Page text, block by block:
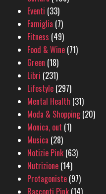
Eventi (33)
Famiglia (7)
Fitness (49)
Food & Wine (71)
Green (18)
Libri (231)
Lifestyle (297)
Mental Health (31)
Moda & Shopping(20)
Monica, out (1)
Musica (28)
Notizie Pink (63)
Nutrizione (14)
Protagoniste (97)
Racconti Pink (14)